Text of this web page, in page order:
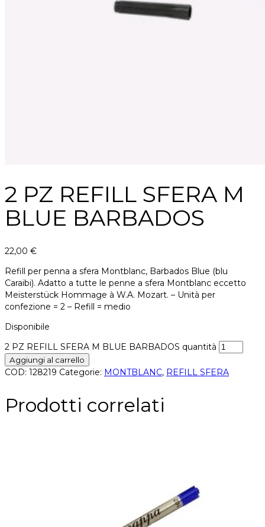
2 PZ REFILL SFERA M
BLUE BARBADOS
22,00 €
Refill per penna a sfera Montblanc, Barbados Blue (blu
Caraibi). Adatto a tutte le penne a sfera Montblanc eccetto
Meisterstück Hommage à W.A. Mozart. – Unità per
confezione = 2 – Refill = medio
Disponibile
2 PZ REFILL SFERA M BLUE BARBADOS quantità
Aggiungi al carrello
COD: 128219 Categorie: MONTBLANC, REFILL SFERA
Prodotti correlati